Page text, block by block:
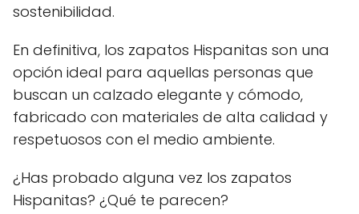
sostenibilidad.
En definitiva, los zapatos Hispanitas son una
opción ideal para aquellas personas que
buscan un calzado elegante y cómodo,
fabricado con materiales de alta calidad y
respetuosos con el medio ambiente.
¿Has probado alguna vez los zapatos
Hispanitas? ¿Qué te parecen?